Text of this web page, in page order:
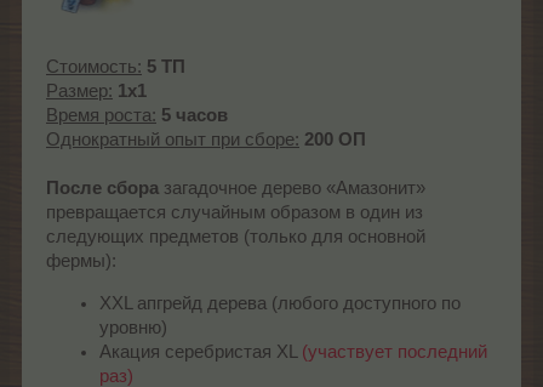
Стоимость: 5 ТП
Размер: 1x1
Время роста: 5 часов
Однократный опыт при сборе: 200 ОП
После сбора загадочное дерево «Амазонит»
превращается случайным образом в один из
следующих предметов (только для основной
фермы):
XXL апгрейд дерева (любого доступного по
уровню)
Акация серебристая XL (участвует последний
раз)